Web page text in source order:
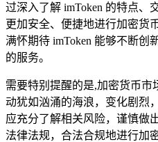
过深入了解 imToken 的特点、
更加安全、便捷地进行加密货
满怀期待 imToken 能够不断创
的服务。
需要特别提醒的是,加密货币
动犹如汹涌的海浪，变化剧烈
应充分了解相关风险，谨慎做
法律法规，合法合规地进行加